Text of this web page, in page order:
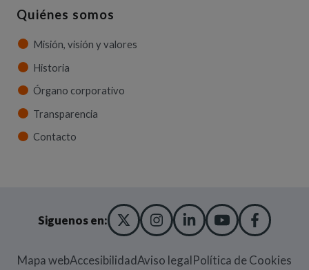
Quiénes somos
Misión, visión y valores
Historia
Órgano corporativo
Transparencia
Contacto
Siguenos en: X TWITTER
(ABRE EN NUEVA
INSTAGRAM
(ABRE EN NUEVA
LINKEDIN
(ABRE EN
YOUTUBE
(ABRE EN
Mapa webAccesibilidadAviso legalPolítica de Cookies